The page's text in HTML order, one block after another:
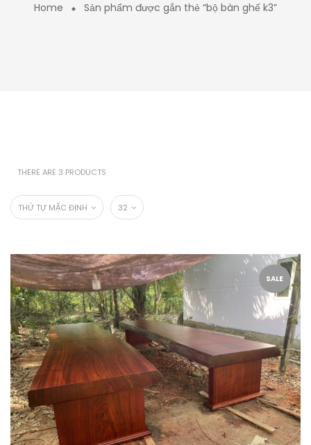
Home Sản phẩm được gắn thẻ “bộ bàn ghế k3”
THERE ARE 3 PRODUCTS
THỨ TỰ MẶC ĐỊNH 32
SALE